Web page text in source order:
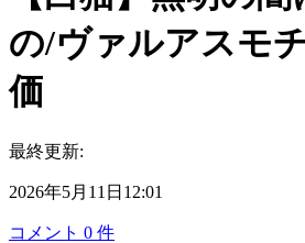
の/ヴァルアスモ
価
最終更新:
2026年5月11日12:01
コメント 0 件